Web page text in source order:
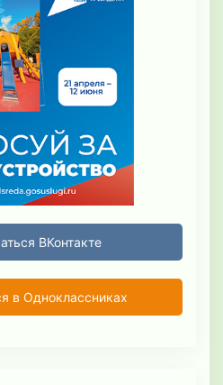
ВКонтакте
в Одноклассниках